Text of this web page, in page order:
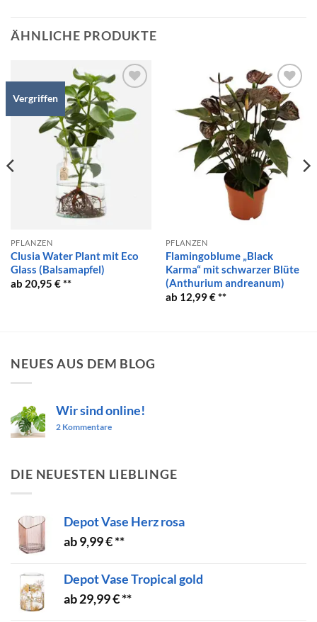
ÄHNLICHE PRODUKTE
Vergriffen
Auf die
Wunschliste
PFLANZEN
Clusia Water Plant mit Eco
Glass (Balsamapfel)
20,95 €
Auf die
Wunschliste
PFLANZEN
Flamingoblume „Black
Karma“ mit schwarzer Blüte
(Anthurium andreanum)
12,99€
NEUES AUS DEM BLOG
Wir sind online!
2 Kommentarezu
DIE NEUESTEN LIEBLINGE
Depot Vase Herz rosa
9,99€
Depot Vase Tropical gold
29,99€